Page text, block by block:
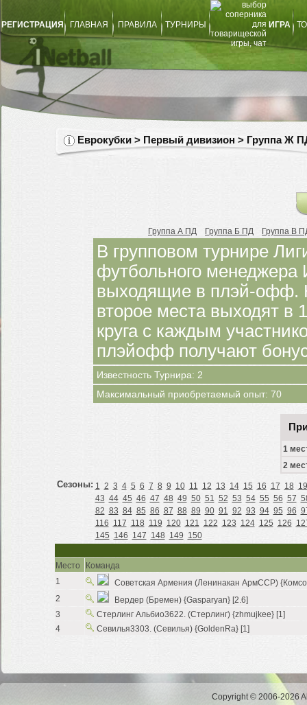
РЕГИСТРАЦИЯ ГЛАВНАЯ ПРАВИЛА ТУРНИРЫ ИГРА
Еврокубки > Первый дивизион > Группа Ж
Группа А ПД Группа Б ПД Группа В
В групповом турнире
футбольного
выходящие в плэй-офф.
второе места выходят в
круга с каждым
плэйофф получают
Известность Турнира: 2
Максимальный приобретаемый опыт: 70
1
2
Сезоны: 1 2 3 4 5 6 7 8 9 10 11 12 13 14 15 16 17 18 19
43 44 45 46 47 48 49 50 51 52 53 54 55 56 57
82 83 84 85 86 87 88 89 90 91 92 93 94 95 96
116 117 118 119 120 121 122 123 124 125 126
145 146 147 148 149 150
Место
Команда
1
Советская Армения (Ленинакан АрмССР)
2
Вердер (Бремен) {Gasparyan} [2.6]
3
Стерлинг Альбио3622. (Стерлинг) {zhmujkee} [1]
4
Севилья3303. (Севилья) {GoldenRa} [1]
Copyright © 2006-2026